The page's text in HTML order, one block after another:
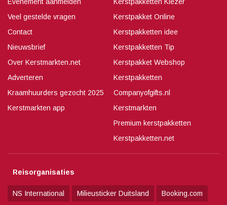
Veel gestelde vragen
Contact
Nieuwsbrief
Over Kerstmarkten.net
Adverteren
Kraamhuurders gezocht 2025
Kerstmarkten app
Kerstpakket Online
Kerstpakketten idee
Kerstpakketten Tip
Kerstpakket Webshop
Kerstpakketten
Companyofgifts.nl
Kerstmarkten
Premium kerstpakketten
Kerstpakketten.net
Reisorganisaties
NS International Milieusticker Duitsland Booking.com